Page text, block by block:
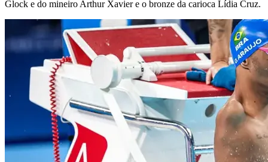
Glock e do mineiro Arthur Xavier e o bronze da carioca Lídia Cruz.